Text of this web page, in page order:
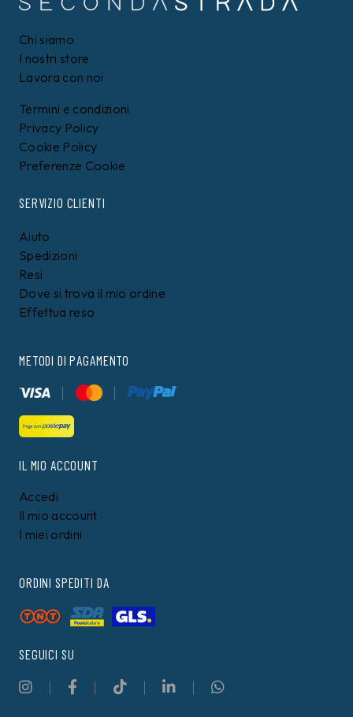
Chi siamo
I nostri store
Lavora con noi
Termini e condizioni
Privacy Policy
Cookie Policy
Preferenze Cookie
SERVIZIO CLIENTI
Aiuto
Spedizioni
Resi
Dove si trova il mio ordine
Effettua reso
METODI DI PAGAMENTO
IL MIO ACCOUNT
Accedi
Il mio account
I miei ordini
ORDINI SPEDITI DA
SEGUICI SU